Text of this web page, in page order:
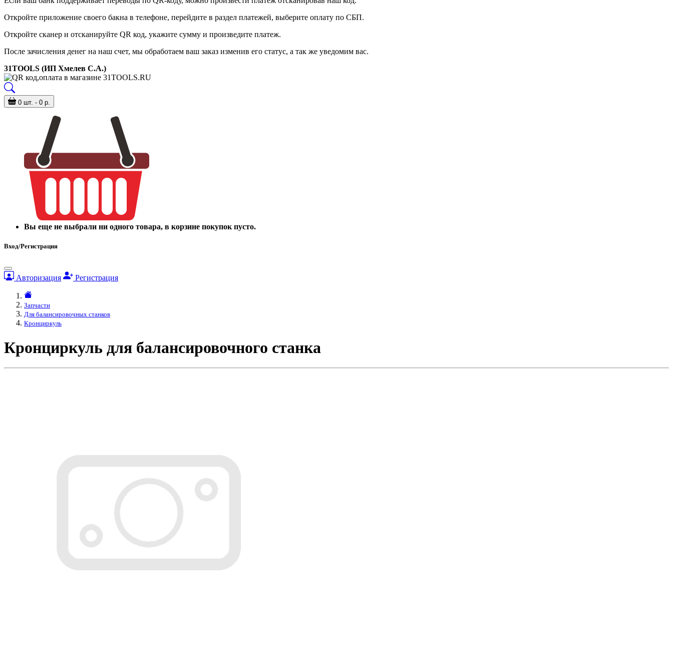
Откройте приложение своего бакна в телефоне, перейдите в раздел платежей, выберите оплату по СБП.
Откройте сканер и отсканируйте QR код, укажите сумму и произведите платеж.
После зачисления денег на наш счет, мы обработаем ваш заказ изменив его статус, а так же уведомим вас.
31TOOLS (ИП Хмелев С.А.)
0 шт. - 0 р.
Вы еще не выбрали ни одного товара, в корзине покупок пусто.
Вход/Регистрация
Авторизация Регистрация
Запчасти
Для балансировочных станков
Кронциркуль
Кронциркуль для балансировочного станка